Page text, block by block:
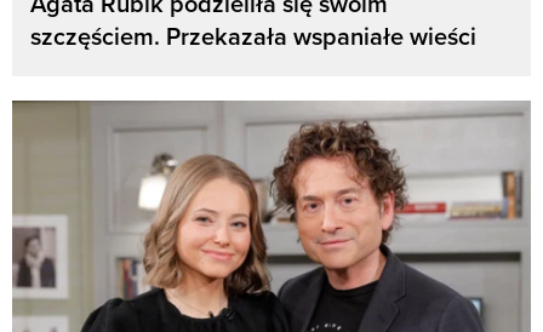
szczęściem. Przekazała wspaniałe wieści